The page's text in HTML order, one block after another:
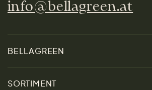
info@bellagreen.at
BELLAGREEN
Über uns
SORTIMENT